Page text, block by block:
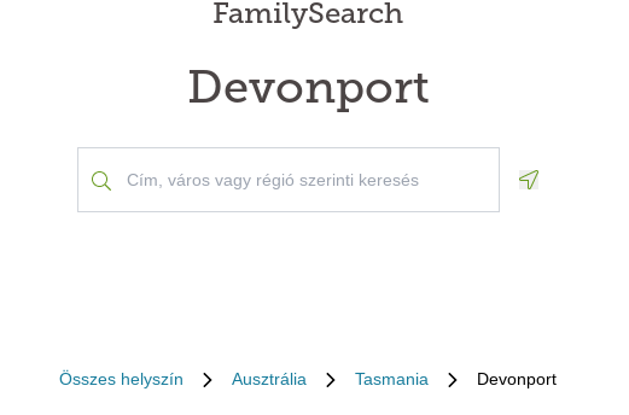
FamilySearch
Devonport
Összes helyszín Ausztrália Tasmania Devonport